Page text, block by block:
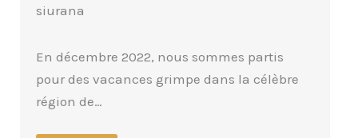
siurana
En décembre 2022, nous sommes partis
pour des vacances grimpe dans la célèbre
région de…